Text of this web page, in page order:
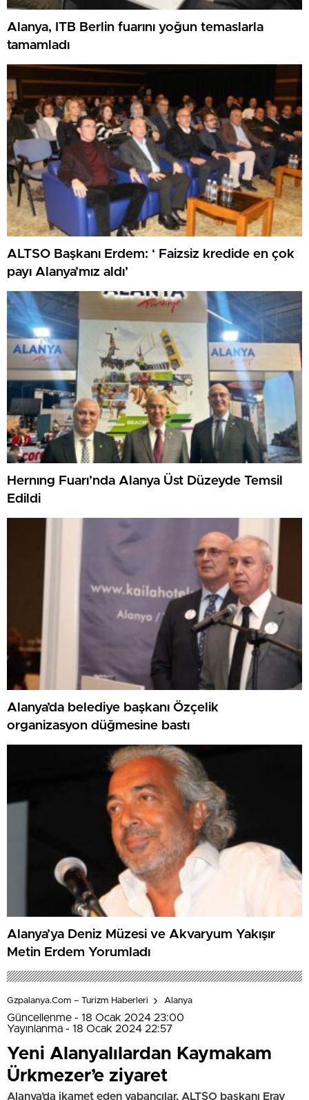
Alanya, ITB Berlin fuarını yoğun temaslarla
tamamladı
ALTSO Başkanı Erdem: ‘ Faizsiz kredide en çok
payı Alanya’mız aldı’
Hernıng Fuarı’nda Alanya Üst Düzeyde Temsil
Edildi
Alanya’da belediye başkanı Özçelik
organizasyon düğmesine bastı
Alanya’ya Deniz Müzesi ve Akvaryum Yakışır
Metin Erdem Yorumladı
Gzpalanya.com – Turizm Haberleri Alanya
Güncellenme - 18 Ocak 2024 23:00
Yayınlanma - 18 Ocak 2024 22:57
Yeni Alanyalılardan Kaymakam
Ürkmezer’e ziyaret
Alanya’da ikamet eden yabancılar, ALTSO başkanı Eray